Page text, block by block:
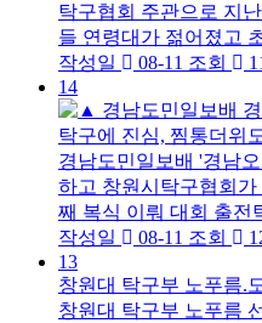
탁구협회 주관으로 지
들 연령대가 젊어졌고
작성일
08-11 조회
14
탁구에 진심, 찜통더위
경남도민일보배 '경남
하고 창원시탁구협회
째 복식 이뤄 대회 출전
작성일
08-11 조회
13
창원대 탁구부 노푸름.
창원대 탁구부 노푸름